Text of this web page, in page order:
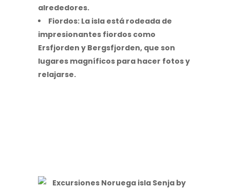
alrededores.
Fiordos: La isla está rodeada de
impresionantes fiordos como
Ersfjorden y Bergsfjorden, que son
lugares magníficos para hacer fotos y
relajarse.